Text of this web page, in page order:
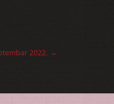
2022. →